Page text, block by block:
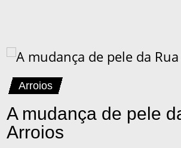
A mudança de pele
Arroios
Arroios